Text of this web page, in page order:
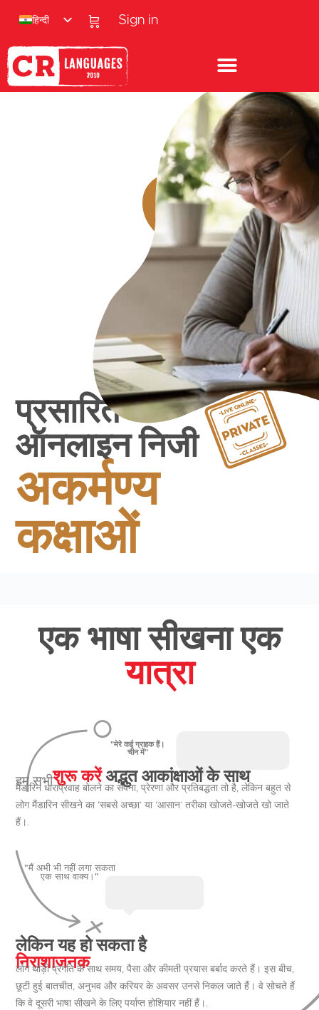
Sign in
हिन्दी
प्रसारित
ऑनलाइन निजी
अकर्मण्य
कक्षाओं
एक भाषा सीखना एक
यात्रा
"मेरे कई ग्राहक हैं।
चीन में"
हम सभीशुरू करेंअद्भुत आकांक्षाओं के साथ
मैंडारिन धाराप्रवाह बोलने का सपना, प्रेरणा और प्रतिबद्धता तो है, लेकिन बहुत से
लोग मैंडारिन सीखने का ‘सबसे अच्छा’ या ‘आसान’ तरीका खोजते-खोजते खो जाते
हैं।.
"मैं अभी भी नहीं लगा सकता
एक साथ वाक्य।"
लेकिन यह हो सकता है
निराशाजनक
लोग थोड़ी प्रगति के साथ समय, पैसा और कीमती प्रयास बर्बाद करते हैं। इस बीच,
छूटी हुई बातचीत, अनुभव और करियर के अवसर उनसे निकल जाते हैं। वे सोचते हैं
कि वे दूसरी भाषा सीखने के लिए पर्याप्त होशियार नहीं हैं।.